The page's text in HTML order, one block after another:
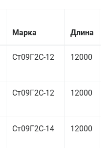
Марка Длина
Ст09Г2С-12 12000
Ст09Г2С-12 12000
Ст09Г2С-14 12000